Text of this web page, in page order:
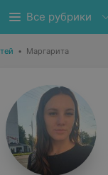
Все рубрики
• Маргарита